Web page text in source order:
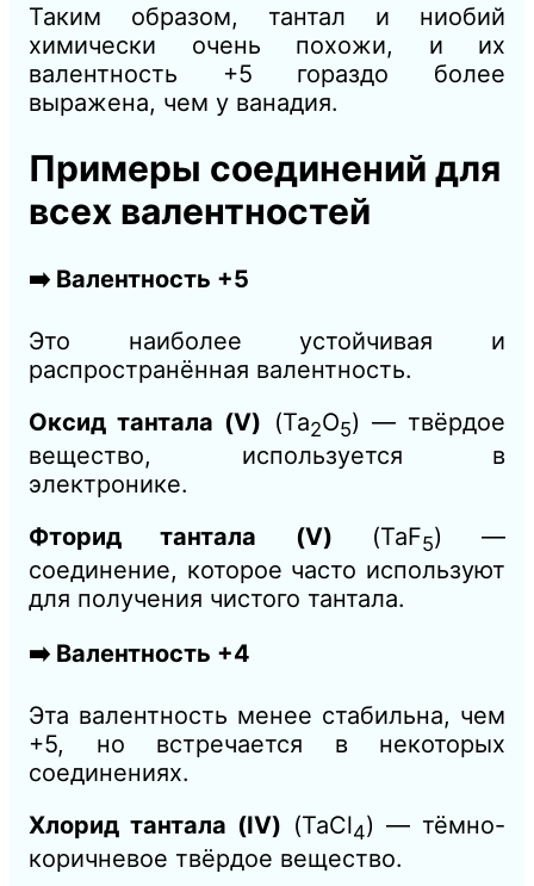
Таким образом, тантал и ниобий
химически очень похожи, и их
валентность +5 гораздо более
выражена, чем у ванадия.
Примеры соединений для
всех валентностей
➡️ Валентность +5
Это наиболее устойчивая и
распространённая валентность.
Оксид тантала (V) (Ta2​O5​) — твёрдое
вещество, используется в
электронике.
Фторид тантала (V) (TaF5​) —
соединение, которое часто используют
для получения чистого тантала.
➡️ Валентность +4
Эта валентность менее стабильна, чем
+5, но встречается в некоторых
соединениях.
Хлорид тантала (IV) (TaCl4​) — тёмно-
коричневое твёрдое вещество.